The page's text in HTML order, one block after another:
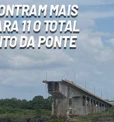
MAIS
11 O TOTAL
DA PONTE